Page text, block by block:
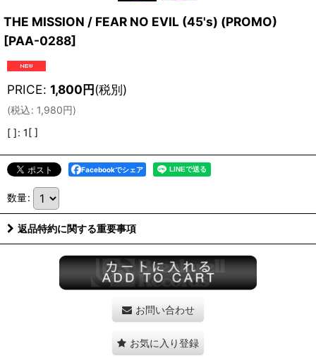
THE MISSION / FEAR NO EVIL (45's) (PROMO)
[PAA-0288]
PRICE: 1,800円(税別)
(税込: 1,980円)
[ ]: 1[ ]
Facebookでシェア
数量:
返品特約に関する重要事項
お問い合わせ
お気に入り登録